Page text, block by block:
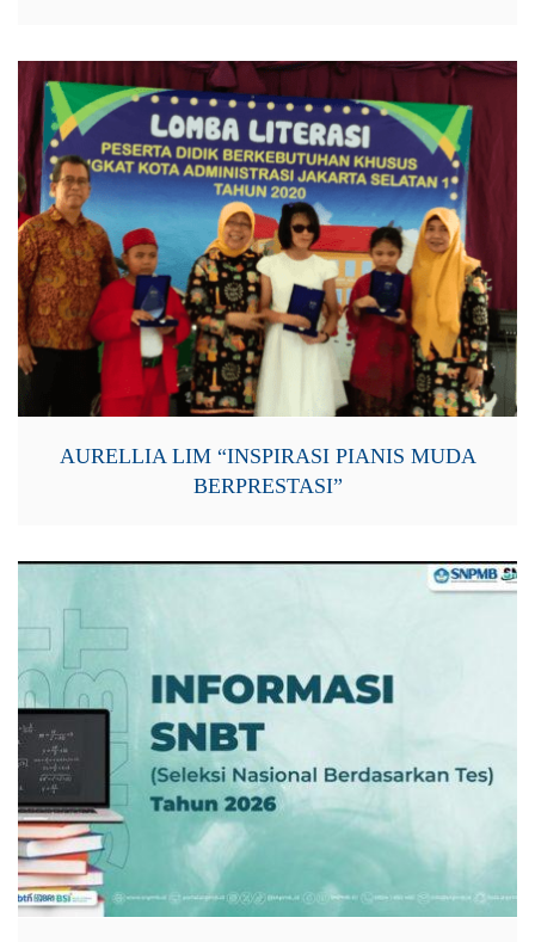
AURELLIA LIM “INSPIRASI PIANIS MUDA
BERPRESTASI”